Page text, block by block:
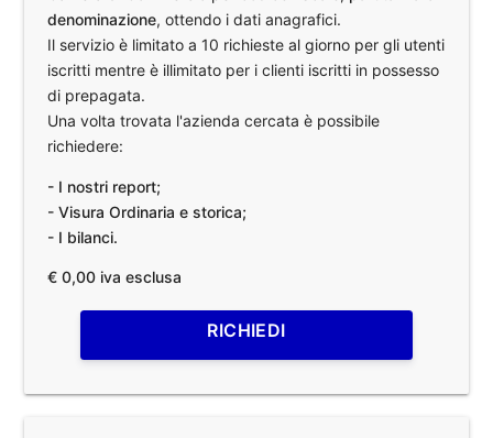
denominazione, ottendo i dati anagrafici.
Il servizio è limitato a 10 richieste al giorno per gli utenti
iscritti mentre è illimitato per i clienti iscritti in possesso
di prepagata.
Una volta trovata l'azienda cercata è possibile
richiedere:
- I nostri report;
- Visura Ordinaria e storica;
- I bilanci.
€ 0,00 iva esclusa
RICHIEDI